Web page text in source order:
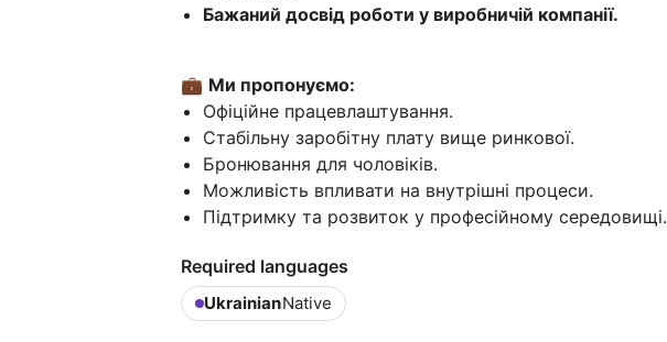
Бажаний досвід роботи у виробничій компанії.
💼 Ми пропонуємо:
Офіційне працевлаштування.
Стабільну заробітну плату вище ринкової.
Бронювання для чоловіків.
Можливість впливати на внутрішні процеси.
Підтримку та розвиток у професійному середовищі.
Required languages
UkrainianNative